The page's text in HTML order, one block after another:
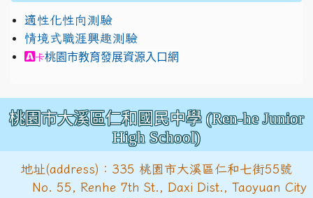
適性化性向測驗
情境式職涯興趣測驗
link to https://exam.career.ntnu.edu.tw/cit/
卡桃園市教育發展資源入口網
桃園市大溪區仁和國民中學 (Ren-he Junior
High School)
地址(address)：335 桃園市大溪區仁和七街55號
No. 55, Renhe 7th St., Daxi Dist., Taoyuan City